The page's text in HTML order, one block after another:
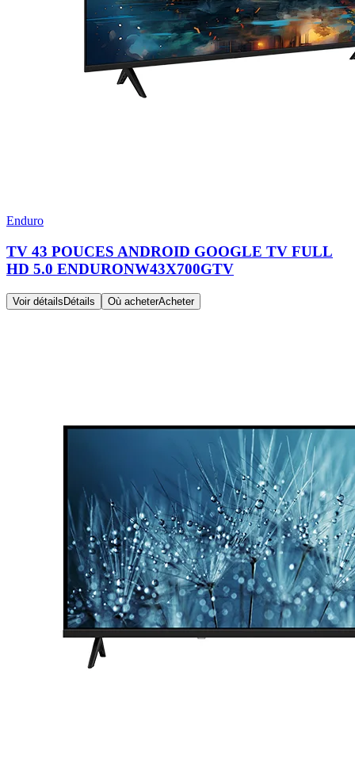
Enduro
TV 43 POUCES ANDROID GOOGLE TV FULL
HD 5.0 ENDURONW43X700GTV
Voir détails Détails Où acheterAcheter